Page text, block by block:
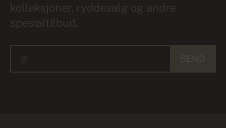
kolleksjoner, ryddesalg og andre
spesialtilbud.